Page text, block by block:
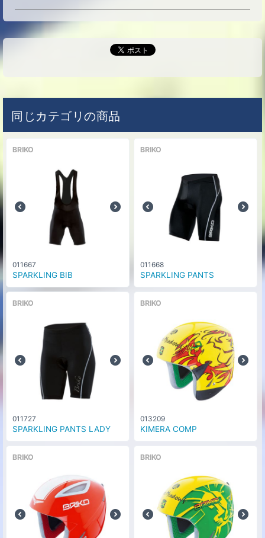
同じカテゴリの商品
BRIKO
011667
SPARKLING BIB
BRIKO
011668
SPARKLING PANTS
BRIKO
011727
SPARKLING PANTS LADY
BRIKO
013209
KIMERA COMP
BRIKO BRIKO